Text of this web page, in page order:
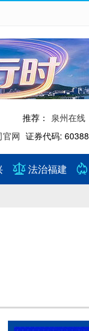
推荐： 泉州在线
官网 证券代码:
法治福建